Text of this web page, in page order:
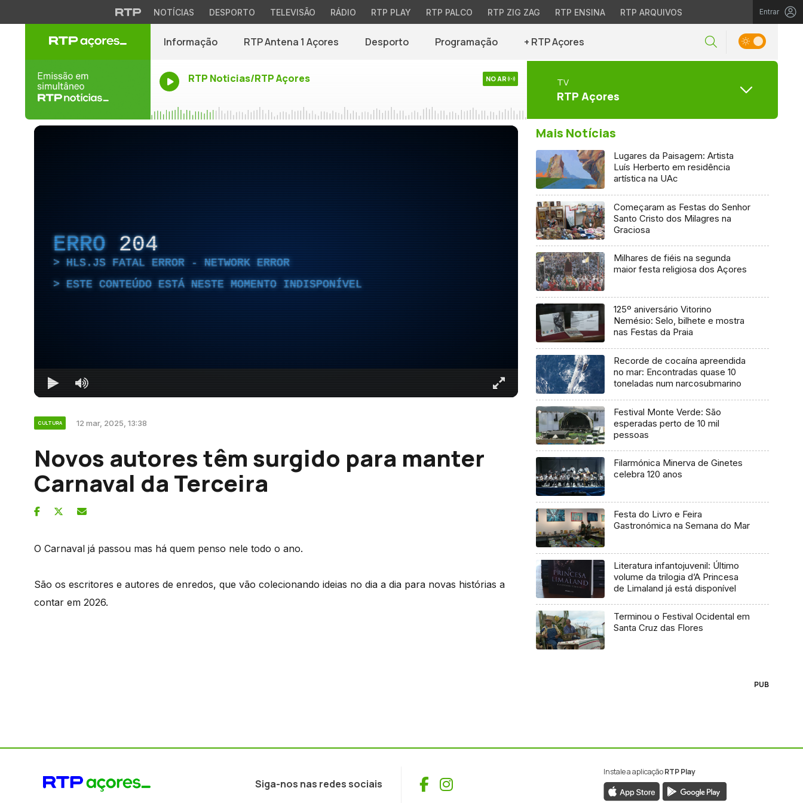
NOTÍCIAS DESPORTO TELEVISÃO RÁDIO RTP PLAY RTP PALCO RTP ZIG ZAG RTP ENSINA RTP ARQUIVOS Entrar
Informação RTP Antena 1 Açores Desporto Programação + RTP Açores
RTP Noticias/RTP Açores NO AR TV
RTP Açores
ERRO 204
HLS.JS FATAL ERROR - NETWORK ERROR
ESTE CONTEÚDO ESTÁ NESTE MOMENTO INDISPONÍVEL
CULTURA 12 mar, 2025, 13:38
Novos autores têm surgido para manter
Carnaval da Terceira
O Carnaval já passou mas há quem penso nele todo o ano.
São os escritores e autores de enredos, que vão colecionando ideias no dia a dia para novas histórias a
contar em 2026.
Mais Notícias
Lugares da Paisagem: Artista
Luís Herberto em residência
artística na UAc
Começaram as Festas do Senhor
Santo Cristo dos Milagres na
Graciosa
Milhares de fiéis na segunda
maior festa religiosa dos Açores
125º aniversário Vitorino
Nemésio: Selo, bilhete e mostra
nas Festas da Praia
Recorde de cocaína apreendida
no mar: Encontradas quase 10
toneladas num narcosubmarino
Festival Monte Verde: São
esperadas perto de 10 mil
pessoas
Filarmónica Minerva de Ginetes
celebra 120 anos
Festa do Livro e Feira
Gastronómica na Semana do Mar
Literatura infantojuvenil: Último
volume da trilogia d’A Princesa
de Limaland já está disponível
Terminou o Festival Ocidental em
Santa Cruz das Flores
PUB
Siga-nos nas redes sociais Facebook
Instagram
Instale a aplicaçãoRTP Play